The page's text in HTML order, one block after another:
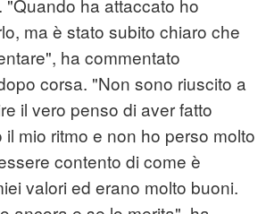
ha attaccato ho
ma è stato subito chiaro che
ha commentato
corsa. "Non sono riuscito a
il vero penso di aver fatto
mio ritmo e non ho perso molto
contento di come è
valori ed erano molto buoni.